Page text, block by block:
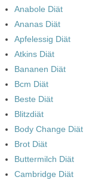
Anabole Diät
Ananas Diät
Apfelessig Diät
Atkins Diät
Bananen Diät
Bcm Diät
Beste Diät
Blitzdiät
Body Change Diät
Brot Diät
Buttermilch Diät
Cambridge Diät